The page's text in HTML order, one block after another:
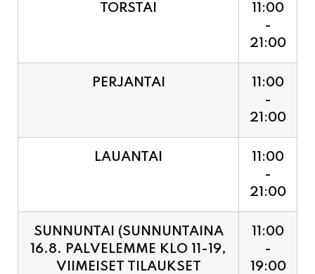
TORSTAI
11:00
-
21:00
PERJANTAI
11:00
-
21:00
LAUANTAI
11:00
-
21:00
SUNNUNTAI (SUNNUNTAINA
16.8. PALVELEMME KLO 11-19,
VIIMEISET TILAUKSET
11:00
-
19:00